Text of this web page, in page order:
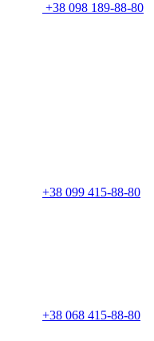
+38 098 189-88-80
+38 099 415-88-80
+38 068 415-88-80